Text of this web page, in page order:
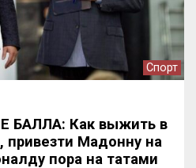
Спорт
БАЛЛА: Как выжить в
привезти Мадонну на
пора на татами